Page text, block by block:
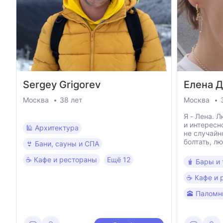
Sergey Grigorev
Москва 38 лет
🕌 Архитектура
👙 Бани, сауны и СПА
☕️ Кафе и рестораны
Ещё 12
Елена
Москва
Я - Лена.
и интересно. Всё что
не
болтать,
компании
горы,
🧋 Бары и
☕️ Кафе и
🕋